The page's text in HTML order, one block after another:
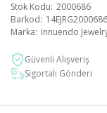
Stok Kodu 2000686
Barkod
Marka Innuendo
Güvenli Alışveriş
Sigortalı Gönderi